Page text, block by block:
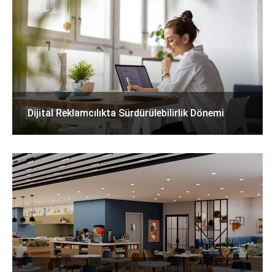
Dijital Reklamcılıkta Sürdürülebilirlik Dönemi